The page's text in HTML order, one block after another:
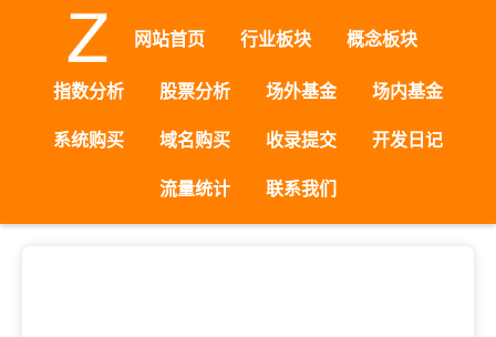
网站首页 行业板块 概念板块
指数分析 股票分析 场外基金
场内基金
系统购买
域名购买 收录提交
开发日记
流量统计
联系我们